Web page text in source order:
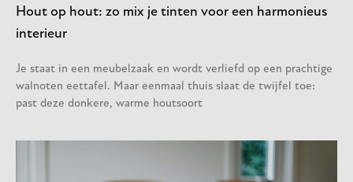
Hout op hout: zo mix je tinten voor een harmonieus
interieur
Je staat in een meubelzaak en wordt verliefd op een prachtige
walnoten eettafel. Maar eenmaal thuis slaat de twijfel toe:
past deze donkere, warme houtsoort